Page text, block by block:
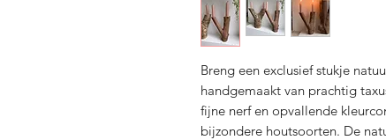
Breng een exclusief stukje
handgemaakt van prachtig
fijne nerf en opvallende
bijzondere houtsoorten. De